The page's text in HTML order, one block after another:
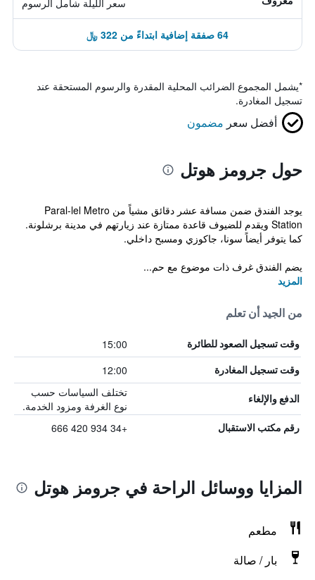
سعر الليلة شامل الرسوم
64 صفقة إضافية ابتداءً من 322 ﷼
*يشمل المجموع الضرائب المحلية المقدرة والرسوم المستحقة عند
تسجيل المغادرة.
أفضل سعر مضمون
حول جرومز هوتل
يوجد الفندق ضمن مسافة عشر دقائق مشياً من Paral-lel Metro
Station ويقدم للضيوف قاعدة ممتازة عند زيارتهم في مدينة برشلونة.
كما يتوفر أيضاً سونا، جاكوزي ومسبح داخلي.
يضم الفندق غرف ذات موضوع مع حم...
المزيد
من الجيد أن تعلم
وقت تسجيل الصعود للطائرة 15:00
وقت تسجيل المغادرة 12:00
الدفع والإلغاء
تختلف السياسات حسب
نوع الغرفة ومزود الخدمة.
رقم مكتب الاستقبال +34 934 420 666
المزايا ووسائل الراحة في جرومز هوتل
مطعم
بار / صالة